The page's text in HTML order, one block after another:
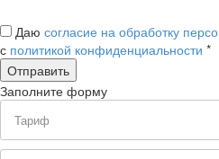
Даю согласие на обработку
с политикой конфиденциальности *
Заполните форму